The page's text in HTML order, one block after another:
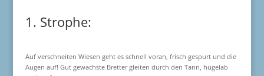
1. Strophe:
Auf verschneiten Wiesen geht es schnell voran, frisch gespurt und die
Augen auf! Gut gewachste Bretter gleiten durch den Tann, hügelab